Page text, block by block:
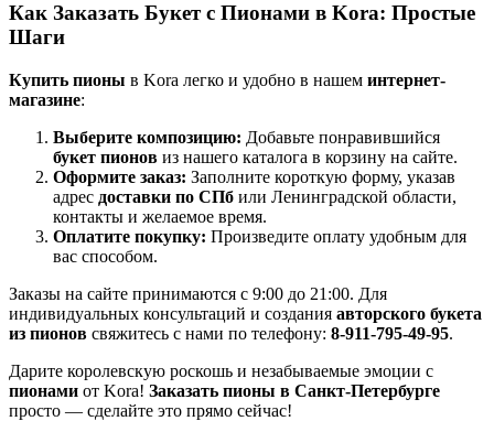
Как Заказать Букет с Пионами в Kora: Простые
Шаги
Купить пионы в Kora легко и удобно в нашем интернет-
магазине:
Выберите композицию: Добавьте понравившийся
букет пионов из нашего каталога в корзину на сайте.
Оформите заказ: Заполните короткую форму, указав
адрес доставки по СПб или Ленинградской области,
контакты и желаемое время.
Оплатите покупку: Произведите оплату удобным для
вас способом.
Заказы на сайте принимаются с 9:00 до 21:00. Для
индивидуальных консультаций и создания авторского букета
из пионов свяжитесь с нами по телефону: 8-911-795-49-95.
Дарите королевскую роскошь и незабываемые эмоции с
пионами от Kora! Заказать пионы в Санкт-Петербурге
просто — сделайте это прямо сейчас!